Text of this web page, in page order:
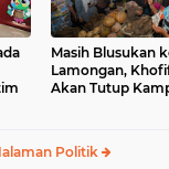
Masih Blusukan
Lamongan,
Akan Tutup
Politik